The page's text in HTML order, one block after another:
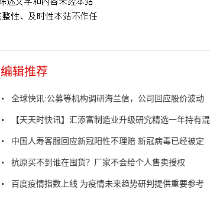
编辑推荐
全球快讯:公募等机构调研海兰信，公司回应股价波动
【天天时快讯】汇添富制造业升级研究精选一年持有混
中国人寿客服回应新冠阳性不理赔 新冠病毒已经被定
抗原买不到谁在囤货？厂家不会给个人售卖授权
百度疫情指数上线 为疫情未来趋势研判提供重要参考